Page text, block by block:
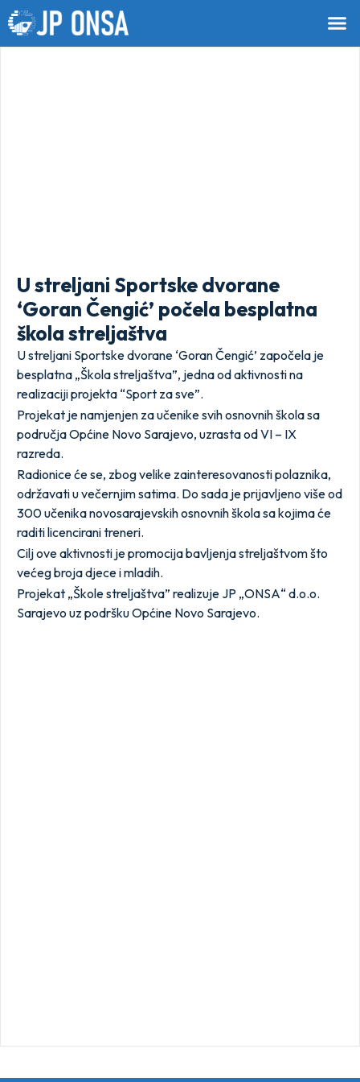
U streljani Sportske dvorane
‘Goran Čengić’ počela besplatna
škola streljaštva
U streljani Sportske dvorane ‘Goran Čengić’ započela je
besplatna „Škola streljaštva”, jedna od aktivnosti na
realizaciji projekta “Sport za sve”.
Projekat je namjenjen za učenike svih osnovnih škola sa
područja Općine Novo Sarajevo, uzrasta od VI – IX
razreda.
Radionice će se, zbog velike zainteresovanosti polaznika,
održavati u večernjim satima. Do sada je prijavljeno više od
300 učenika novosarajevskih osnovnih škola sa kojima će
raditi licencirani treneri.
Cilj ove aktivnosti je promocija bavljenja streljaštvom što
većeg broja djece i mladih.
Projekat „Škole streljaštva” realizuje JP „ONSA“ d.o.o.
Sarajevo uz podršku Općine Novo Sarajevo.